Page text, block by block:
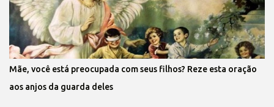
Mãe, você está preocupada com seus filhos? Reze esta oração
aos anjos da guarda deles